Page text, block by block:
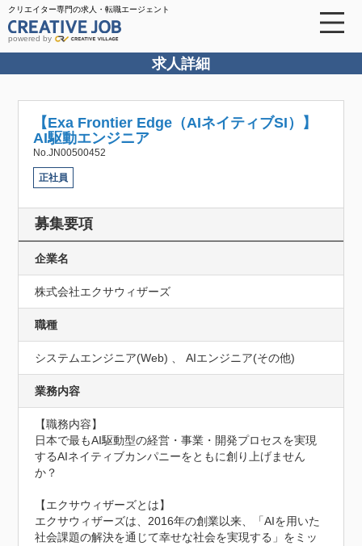
クリエイター専門の求人・転職エージェント
powered by
求人詳細
【Exa Frontier Edge（AIネイティブSI）】
AI駆動エンジニア
No.JN00500452
正社員
募集要項
企業名
株式会社エクサウィザーズ
職種
システムエンジニア(Web) 、 AIエンジニア(その他)
業務内容
【職務内容】
日本で最もAI駆動型の経営・事業・開発プロセスを実現
するAIネイティブカンパニーをともに創り上げません
か？
【エクサウィザーズとは】
エクサウィザーズは、2016年の創業以来、「AIを用いた
社会課題の解決を通じて幸せな社会を実現する」をミッ